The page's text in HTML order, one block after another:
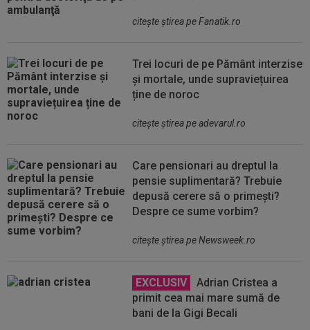
citeşte ştirea pe Fanatik.ro
Trei locuri de pe Pământ interzise
și mortale, unde supraviețuirea
ține de noroc
citeşte ştirea pe adevarul.ro
Care pensionari au dreptul la
pensie suplimentară? Trebuie
depusă cerere să o primești?
Despre ce sume vorbim?
citeşte ştirea pe Newsweek.ro
EXCLUSIV
Adrian Cristea a
primit cea mai mare sumă de
bani de la Gigi Becali